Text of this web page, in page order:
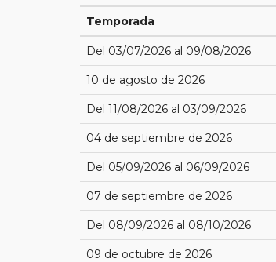
Temporada
Del 03/07/2026 al 09/08/2026
10 de agosto de 2026
Del 11/08/2026 al 03/09/2026
04 de septiembre de 2026
Del 05/09/2026 al 06/09/2026
07 de septiembre de 2026
Del 08/09/2026 al 08/10/2026
09 de octubre de 2026